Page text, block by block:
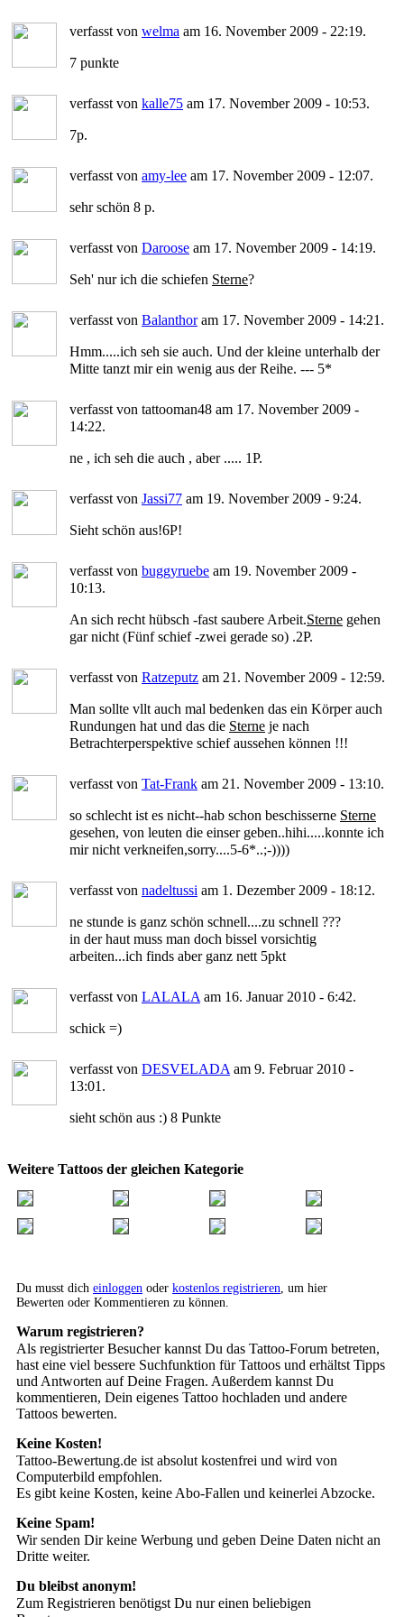
verfasst von welma am 16. November 2009 - 22:19.
7 punkte
verfasst von kalle75 am 17. November 2009 - 10:53.
7p.
verfasst von amy-lee am 17. November 2009 - 12:07.
sehr schön 8 p.
verfasst von Daroose am 17. November 2009 - 14:19.
Seh' nur ich die schiefen Sterne?
verfasst von Balanthoram 17. November 2009 - 14:21.
Hmm.....ich seh sie auch. Und der kleine unterhalb der
Mitte tanzt mir ein wenig aus der Reihe. --- 5*
verfasst von tattooman48 am 17. November 2009 -
14:22.
ne , ich seh die auch , aber ..... 1P.
verfasst von Jassi77 am 19. November 2009 - 9:24.
Sieht schön aus!6P!
verfasst von buggyruebe am 19. November 2009 -
10:13.
An sich recht hübsch -fast saubere Arbeit.Sterne gehen
gar nicht (Fünf schief -zwei gerade so) .2P.
verfasst von Ratzeputz am 21. November 2009 - 12:59.
Man sollte vllt auch mal bedenken das ein Körper auch
Rundungen hat und das die Sterne je nach
Betrachterperspektive schief aussehen können !!!
verfasst von Tat-Frank am 21. November 2009 - 13:10.
so schlecht ist es nicht--hab schon beschisserne Sterne
gesehen, von leuten die einser geben..hihi.....konnte ich
mir nicht verkneifen,sorry....5-6*..;-))))
verfasst von nadeltussi am 1. Dezember 2009 - 18:12.
ne stunde is ganz schön schnell....zu schnell ???
in der haut muss man doch bissel vorsichtig
arbeiten...ich finds aber ganz nett 5pkt
verfasst von LALALA am 16. Januar 2010 - 6:42.
schick =)
verfasst von DESVELADA am 9. Februar 2010 -
13:01.
sieht schön aus :) 8 Punkte
Weitere Tattoos der gleichen Kategorie
Du musst dich einloggen oder kostenlos registrieren , um hier
Bewerten oder Kommentieren zu können.
Warum registrieren?
Als registrierter Besucher kannst Du das Tattoo-Forum betreten,
hast eine viel bessere Suchfunktion für Tattoos und erhältst Tipps
und Antworten auf Deine Fragen. Außerdem kannst Du
kommentieren, Dein eigenes Tattoo hochladen und andere
Tattoos bewerten.
Keine Kosten!
Tattoo-Bewertung.de ist absolut kostenfrei und wird von
Computerbild empfohlen.
Es gibt keine Kosten, keine Abo-Fallen und keinerlei Abzocke.
Keine Spam!
Wir senden Dir keine Werbung und geben Deine Daten nicht an
Dritte weiter.
Du bleibst anonym!
Zum Registrieren benötigst Du nur einen beliebigen